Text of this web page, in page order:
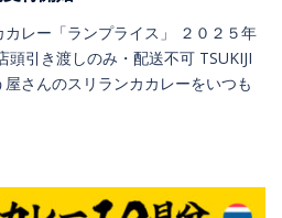
レー「ランプライス」 ２０２５年
引き渡しのみ・配送不可 TSUKIJI
屋さんのスリランカカレーをいつも